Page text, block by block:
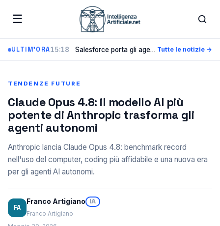
☰
ULTIM'ORA15:18 Salesforce porta gli agenti AI nella difesa USA: Agentforce 360 ottiene l’autorizzazione IL5 Tutte le notizie →
TENDENZE FUTURE
Claude Opus 4.8: il modello AI più
potente di Anthropic trasforma gli
agenti autonomi
Anthropic lancia Claude Opus 4.8: benchmark record
nell'uso del computer, coding più affidabile e una nuova era
per gli agenti AI autonomi.
FA
Franco Artigiano
IA
Franco Artigiano